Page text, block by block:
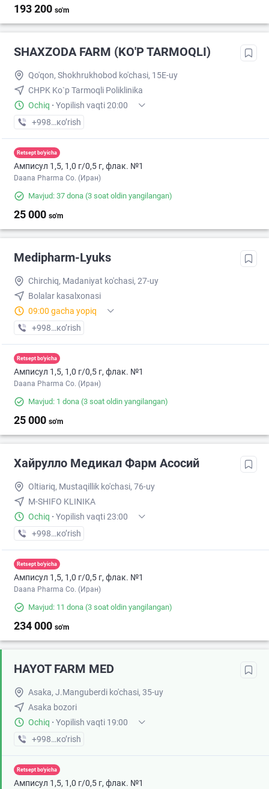
193 200 so'm
SHAXZODA FARM (KO'P TARMOQLI)
Qo'qon, Shokhrukhobod ko'chasi, 15E-uy
CHPK Ko`p Tarmoqli Poliklinika
Ochiq · Yopilish vaqti 20:00
+998 (91) XXX-XX-XX
кo’rish
Retsept bo'yicha
Амписул 1,5, 1,0 г/0,5 г, флак. №1
Daana Pharma Co. (Иран)
Mavjud: 37 dona (3 soat oldin yangilangan)
25 000 so'm
Medipharm-Lyuks
Chirchiq, Madaniyat ko'chasi, 27-uy
Bolalar kasalxonasi
09:00 gacha yopiq
+998 (90) XXX-XX-XX
кo’rish
Retsept bo'yicha
Амписул 1,5, 1,0 г/0,5 г, флак. №1
Daana Pharma Co. (Иран)
Mavjud: 1 dona (3 soat oldin yangilangan)
25 000 so'm
Хайрулло Медикал Фарм Асосий
Oltiariq, Mustaqillik ko'chasi, 76-uy
M-SHIFO KLINIKA
Ochiq · Yopilish vaqti 23:00
+998 (91) XXX-XX-XX
кo’rish
Retsept bo'yicha
Амписул 1,5, 1,0 г/0,5 г, флак. №1
Daana Pharma Co. (Иран)
Mavjud: 11 dona (3 soat oldin yangilangan)
234 000 so'm
HAYOT FARM MED
Asaka, J.Manguberdi ko'chasi, 35-uy
Asaka bozori
Ochiq · Yopilish vaqti 19:00
+998 (93) XXX-XX-XX
кo’rish
Retsept bo'yicha
Амписул 1,5, 1,0 г/0,5 г, флак. №1